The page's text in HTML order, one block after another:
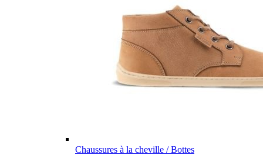
Chaussures à la cheville / Bottes